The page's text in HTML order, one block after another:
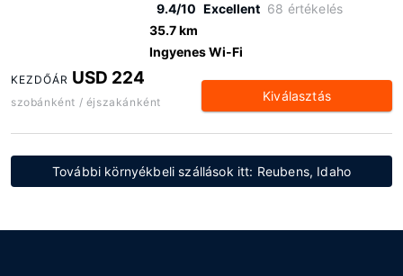
9.4/10 Excellent 68 értékelés
35.7 km
Ingyenes Wi-Fi
KEZDŐÁR USD 224
szobánként / éjszakánként Kiválasztás
További környékbeli szállások itt: Reubens, Idaho